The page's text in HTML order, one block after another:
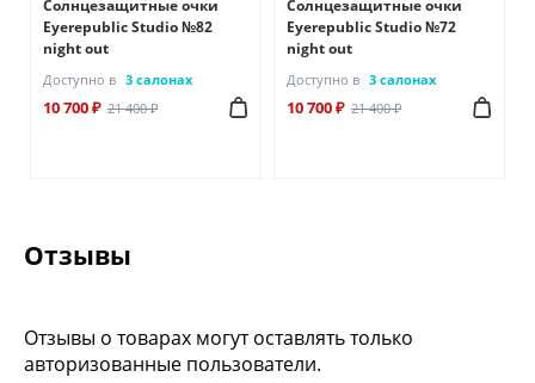
Солнцезащитные очки
Eyerepublic Studio №82
night out
Доступно в 3 салонах
10 700 ₽ 21 400 ₽
Солнцезащитные очки
Eyerepublic Studio №72
night out
Доступно в 3 салонах
10 700 ₽ 21 400 ₽
Отзывы
Отзывы о товарах могут оставлять только
авторизованные пользователи.